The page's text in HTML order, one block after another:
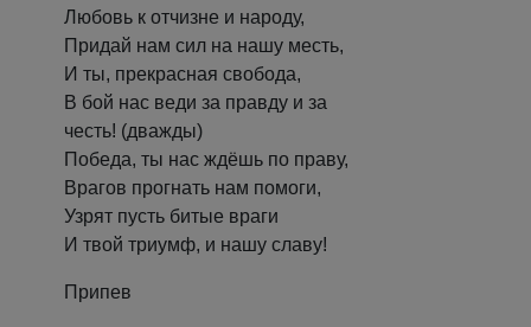
Любовь к отчизне и народу,
Придай нам сил на нашу месть,
И ты, прекрасная свобода,
В бой нас веди за правду и за
честь! (дважды)
Победа, ты нас ждёшь по праву,
Врагов прогнать нам помоги,
Узрят пусть битые враги
И твой триумф, и нашу славу!
Припев